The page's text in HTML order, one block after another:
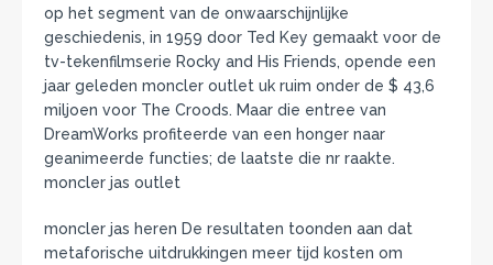
op het segment van de onwaarschijnlijke
geschiedenis, in 1959 door Ted Key gemaakt voor de
tv-tekenfilmserie Rocky and His Friends, opende een
jaar geleden moncler outlet uk ruim onder de $ 43,6
miljoen voor The Croods. Maar die entree van
DreamWorks profiteerde van een honger naar
geanimeerde functies; de laatste die nr raakte.
moncler jas outlet
moncler jas heren De resultaten toonden aan dat
metaforische uitdrukkingen meer tijd kosten om